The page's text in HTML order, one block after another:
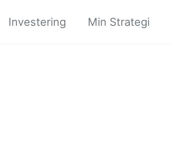
Investering Min Strategi